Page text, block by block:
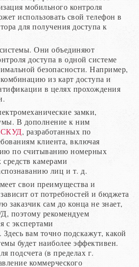
мобильного контроля
использовать свой телефон в
для получения доступа к
Они объединяют
доступа в одной системе
безопасности. Например,
из карт доступа и
в целях прохождения
замки,
В дополнение к ним
СКУД, разработанных по
клиента, включая
по считыванию номерных
камерами
лиц и т. д.
свои преимущества и
от потребностей и бюджета
заказчик сам до конца не знает,
поэтому рекомендуем
с экспертами
. Здесь вам точно подскажут, какой
будет наиболее эффективен.
подсчета (в пределах г.
коммерческого